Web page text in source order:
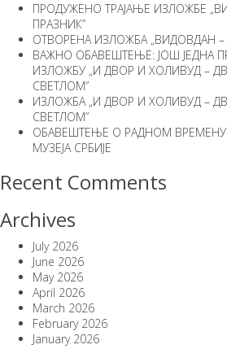
ПРОДУЖЕНО ТРАЈАЊЕ ИЗЛОЖБЕ
ПРАЗНИК”
ОТВОРЕНА ИЗЛОЖБА „ВИДОВДАН
ВАЖНО ОБАВЕШТЕЊЕ: ЈОШ ЈЕДНА
ИЗЛОЖБУ „И ДВОР И ХОЛИВУД –
СВЕТЛОМ”
ИЗЛОЖБА „И ДВОР И ХОЛИВУД –
СВЕТЛОМ”
ОБАВЕШТЕЊЕ О РАДНОМ ВРЕМЕНУ
МУЗЕЈА СРБИЈЕ
Recent Comments
Archives
July 2026
June 2026
May 2026
April 2026
March 2026
February 2026
January 2026